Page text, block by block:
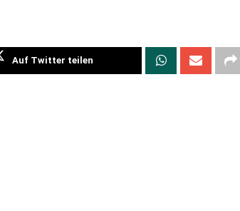
Auf Twitter teilen